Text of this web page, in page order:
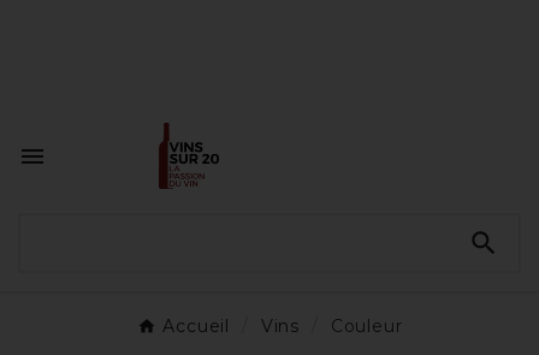


Accueil Vins Couleur